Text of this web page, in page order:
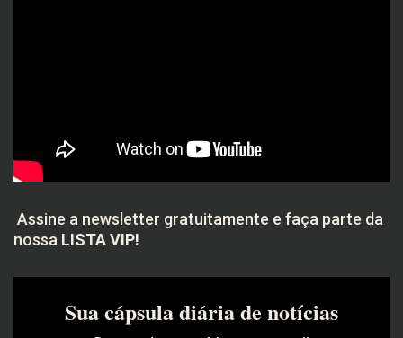
Assine a newsletter gratuitamente e faça parte da
nossa LISTA VIP!
Sua cápsula diária de notícias